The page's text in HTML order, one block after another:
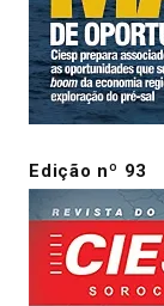
Edição nº 93